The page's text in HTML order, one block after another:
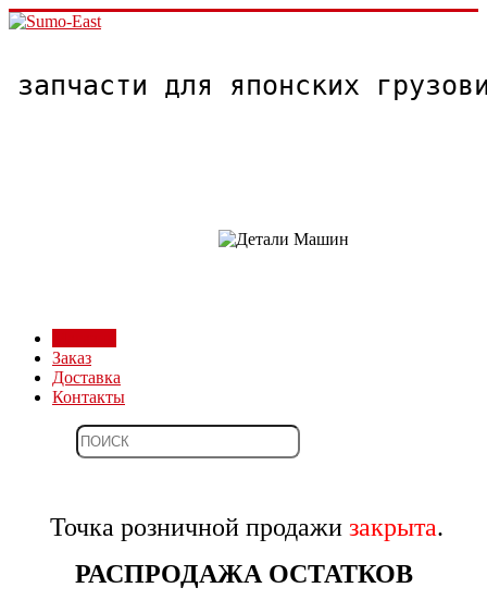
запчасти для японских
Заказ
Доставка
Контакты
Точка розничной продажи закрыта.
РАСПРОДАЖА ОСТАТКОВ